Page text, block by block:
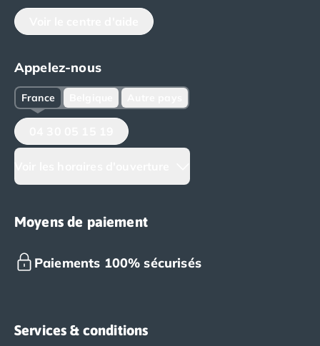
Appelez-nous
France
Moyens de paiement
Paiements 100% sécurisés
Services & conditions